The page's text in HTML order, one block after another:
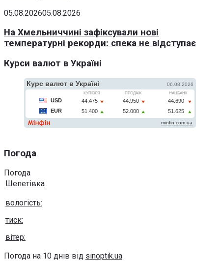
05.08.202605.08.2026
На Хмельниччині зафіксували нові
температурні рекорди: спека не відступає
Курси валют в Україні
Погода
Погода
Шепетівка
вологість:
тиск:
вітер:
Погода на 10 днів від sinoptik.ua